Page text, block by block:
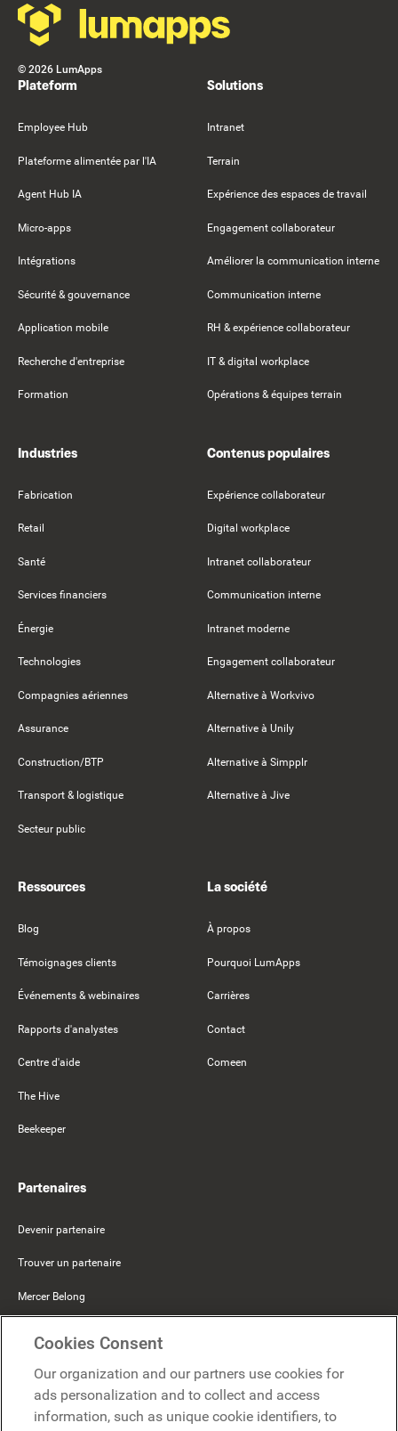
© 2026 LumApps
Plateform
Employee Hub
Plateforme alimentée par l'IA
Agent Hub IA
Micro-apps
Intégrations
Sécurité & gouvernance
Application mobile
Recherche d'entreprise
Formation
Solutions
Intranet
Terrain
Expérience des espaces de travail
Engagement collaborateur
Améliorer la communication interne
Communication interne
RH & expérience collaborateur
IT & digital workplace
Opérations & équipes terrain
Industries
Fabrication
Retail
Santé
Services financiers
Énergie
Technologies
Compagnies aériennes
Assurance
Construction/BTP
Transport & logistique
Secteur public
Contenus populaires
Expérience collaborateur
Digital workplace
Intranet collaborateur
Communication interne
Intranet moderne
Engagement collaborateur
Alternative à Workvivo
Alternative à Unily
Alternative à Simpplr
Alternative à Jive
Ressources
Blog
Témoignages clients
Événements & webinaires
Rapports d'analystes
Centre d'aide
The Hive
Beekeeper
La société
À propos
Pourquoi LumApps
Carrières
Contact
Comeen
Partenaires
Devenir partenaire
Trouver un partenaire
Mercer Belong
Demander une démo
Cookies Consent
Our organization and our partners use cookies for
ads personalization and to collect and access
information, such as unique cookie identifiers, to